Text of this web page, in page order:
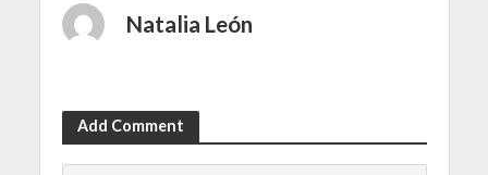
Natalia León
Add Comment